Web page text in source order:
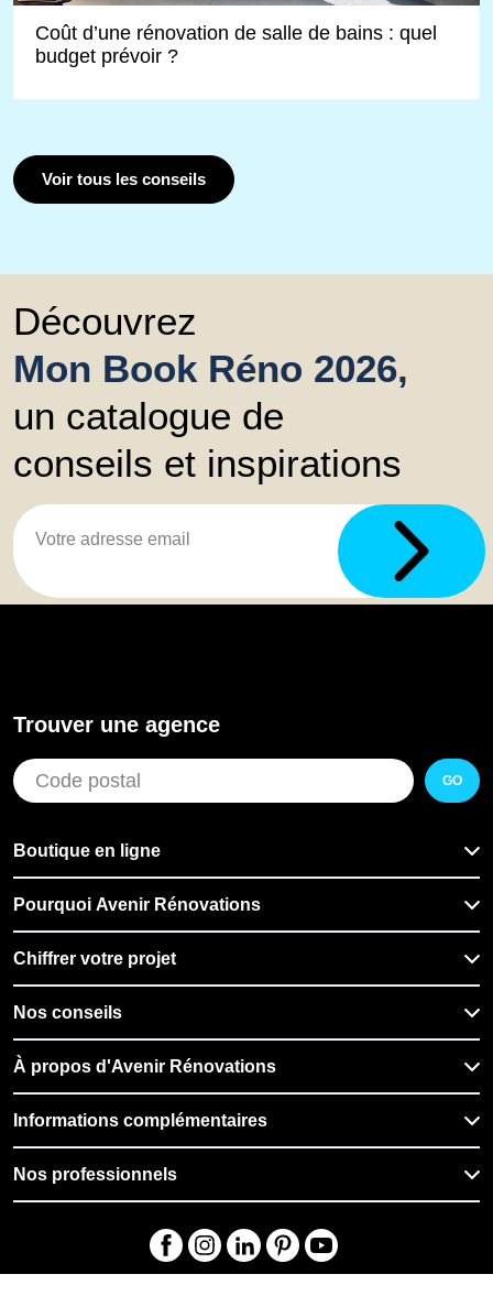
Coût d’une rénovation de salle de bains : quel
budget prévoir ?
Voir tous les conseils
Découvrez
Mon Book Réno 2026,
un catalogue de
conseils et inspirations
Trouver une agence
GO
Boutique en ligne
Pourquoi Avenir Rénovations
Chiffrer votre projet
Nos conseils
À propos d'Avenir Rénovations
Informations complémentaires
Nos professionnels